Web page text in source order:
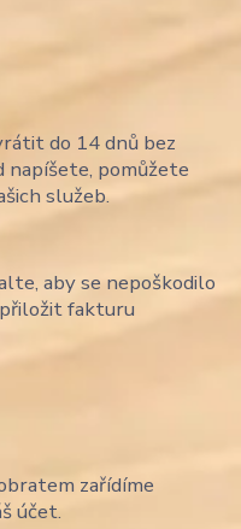
do 14 dnů bez
napíšete, pomůžete
služeb.
aby se nepoškodilo
fakturu
zařídíme
účet.